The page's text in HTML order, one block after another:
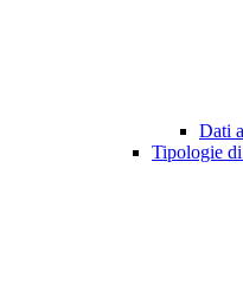
Dati
Tipologie